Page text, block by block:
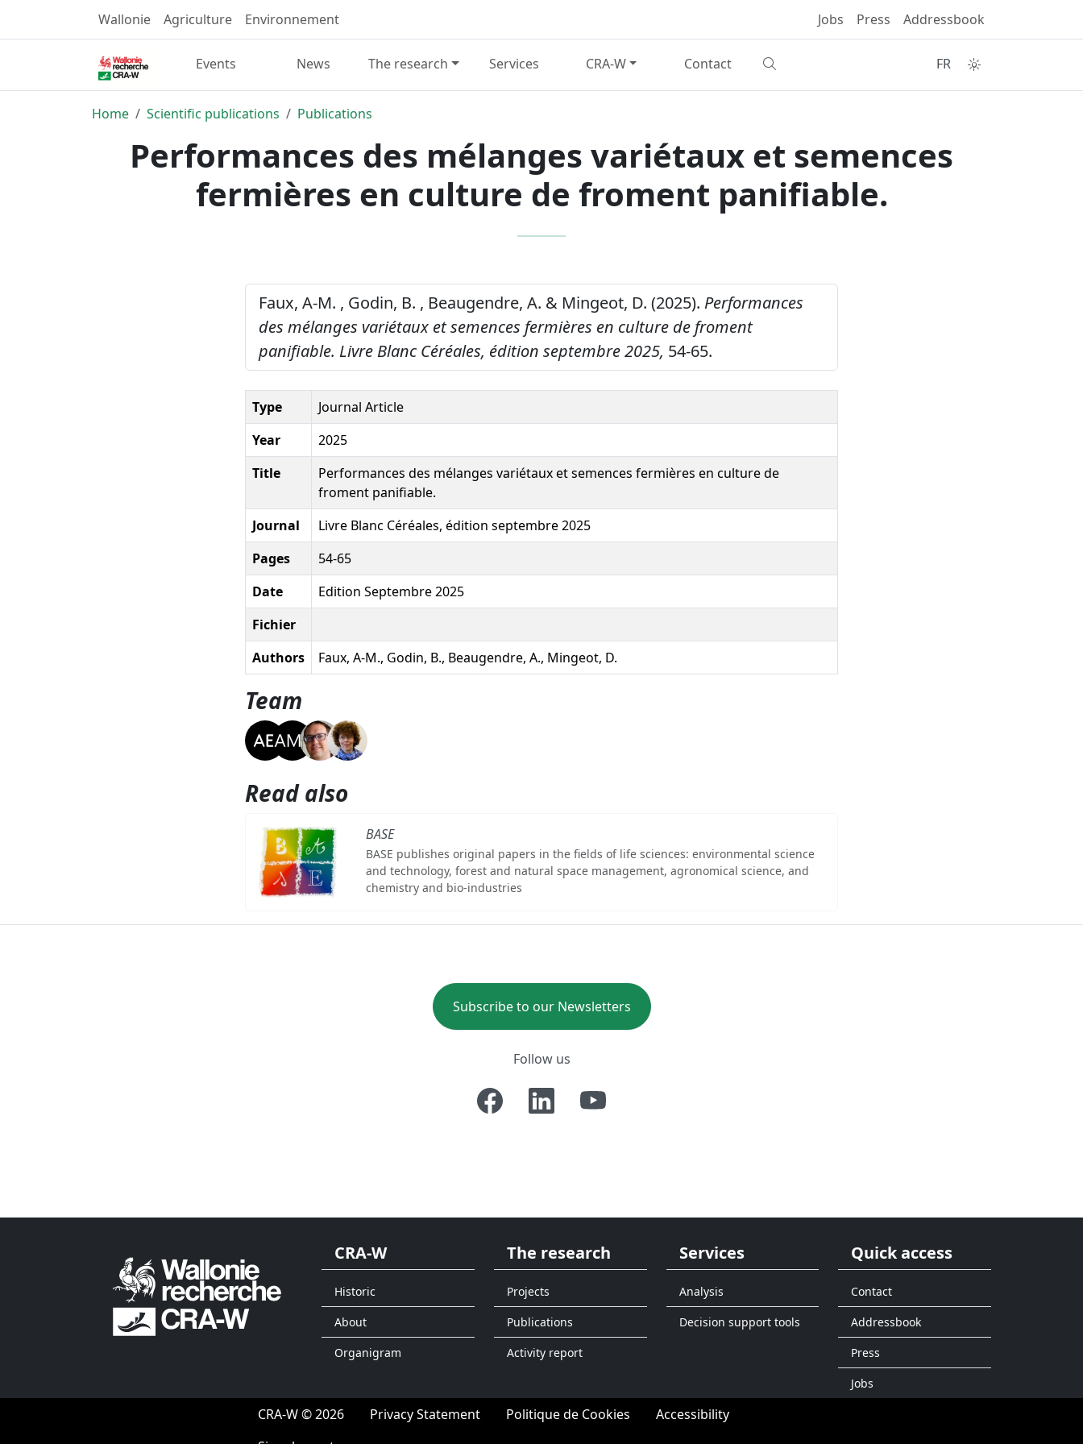
Wallonie Agriculture Environnement Jobs Press Addressbook
Events News The research Services CRA-W Contact FR
Home Scientific publications Publications
Performances des mélanges variétaux et semences
fermières en culture de froment panifiable.
Faux, A-M. , Godin, B. , Beaugendre, A. & Mingeot, D. (2025). Performances
des mélanges variétaux et semences fermières en culture de froment
panifiable. Livre Blanc Céréales, édition septembre 2025, 54-65.
Type
Journal Article
Year
2025
Title
Performances des mélanges variétaux et semences fermières en culture de
froment panifiable.
Journal
Livre Blanc Céréales, édition septembre 2025
Pages
54-65
Date
Edition Septembre 2025
Fichier
Authors
Faux, A-M., Godin, B., Beaugendre, A., Mingeot, D.
Team
Read also
BASE
BASE publishes original papers in the fields of life sciences: environmental science
and technology, forest and natural space management, agronomical science, and
chemistry and bio-industries
Subscribe to our Newsletters
Follow us
CRA-W
Historic
About
Organigram
The research
Projects
Publications
Activity report
Services
Analysis
Decision support tools
Quick access
Contact
Addressbook
Press
Jobs
CRA-W © 2026 Privacy Statement Politique de Cookies
Accessibility